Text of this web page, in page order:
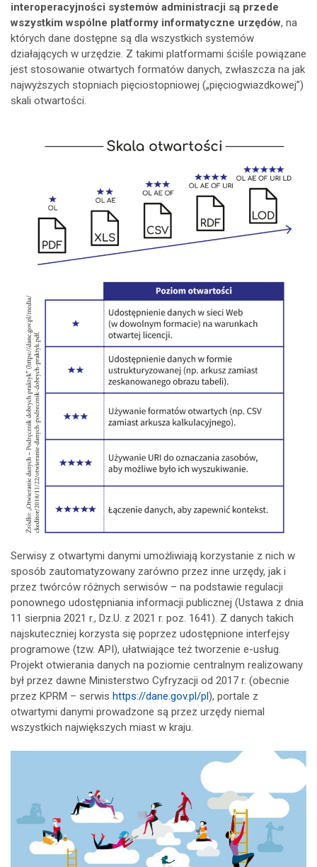
interoperacyjności systemów administracji są przede
wszystkim wspólne platformy informatyczne urzędów, na
których dane dostępne są dla wszystkich systemów
działających w urzędzie. Z takimi platformami ściśle powiązane
jest stosowanie otwartych formatów danych, zwłaszcza na jak
najwyższych stopniach pięciostopniowej („pięciogwiazdkowej”)
skali otwartości.
Serwisy z otwartymi danymi umożliwiają korzystanie z nich w
sposób zautomatyzowany zarówno przez inne urzędy, jak i
przez twórców różnych serwisów – na podstawie regulacji
ponownego udostępniania informacji publicznej (Ustawa z dnia
11 sierpnia 2021 r., Dz.U. z 2021 r. poz. 1641). Z danych takich
najskuteczniej korzysta się poprzez udostępnione interfejsy
programowe (tzw. API), ułatwiające też tworzenie e-usług.
Projekt otwierania danych na poziomie centralnym realizowany
był przez dawne Ministerstwo Cyfryzacji od 2017 r. (obecnie
przez KPRM – serwis https://dane.gov.pl/pl), portale z
otwartymi danymi prowadzone są przez urzędy niemal
wszystkich największych miast w kraju.